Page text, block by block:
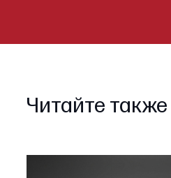
Читайте также